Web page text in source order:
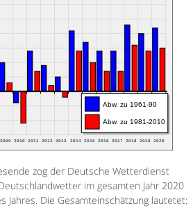
zog der Deutsche Wetterdienst
im gesamten Jahr 2020
Jahres. Die Gesamteinschätzung lautetet: